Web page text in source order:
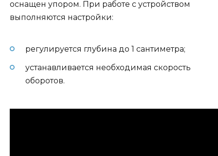
оснащен упором. При работе с устройством
выполняются настройки:
регулируется глубина до 1 сантиметра;
устанавливается необходимая скорость
оборотов.